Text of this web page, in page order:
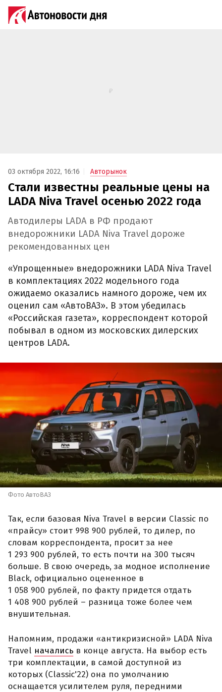
03 октября 2022, 16:16 Авторынок
Стали известны реальные цены на
LADA Niva Travel осенью 2022 года
Автодилеры LADA в РФ продают
внедорожники LADA Niva Travel дороже
рекомендованных цен
«Упрощенные» внедорожники LADA Niva Travel
в комплектациях 2022 модельного года
ожидаемо оказались намного дороже, чем их
оценил сам «АвтоВАЗ». В этом убедилась
«Российская газета», корреспондент которой
побывал в одном из московских дилерских
центров LADA.
Фото АвтоВАЗ
Так, если базовая Niva Travel в версии Classic по
«прайсу» стоит 998 900 рублей, то дилер, по
словам корреспондента, просит за нее
1 293 900 рублей, то есть почти на 300 тысяч
больше. В свою очередь, за модное исполнение
Black, официально оцененное в
1 058 900 рублей, по факту придется отдать
1 408 900 рублей – разница тоже более чем
внушительная.
Напомним, продажи «антикризисной» LADA Niva
Travel начались в конце августа. На выбор есть
три комплектации, в самой доступной из
которых (Classic'22) она по умолчанию
оснащается усилителем руля, передними